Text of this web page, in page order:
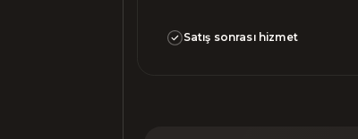
Satış sonrası hizmet